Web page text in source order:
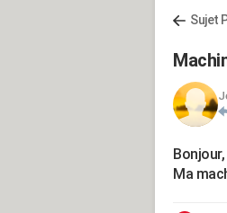
Sujet
Bonjour,
Ma